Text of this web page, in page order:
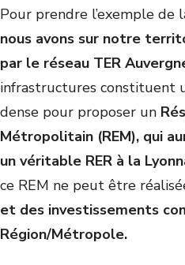
Pour prendre l’exemple de
nous avons sur notre
par le réseau TER
infrastructures constituent
dense pour proposer un
Métropolitain (REM), qui
un véritable RER à la
ce REM ne peut être
et des investissements
Région/Métropole.